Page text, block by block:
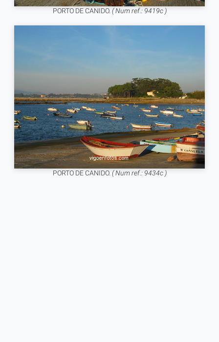
PORTO DE CANIDO. ( Num ref.: 9419c )
PORTO DE CANIDO. ( Num ref.: 9434c )